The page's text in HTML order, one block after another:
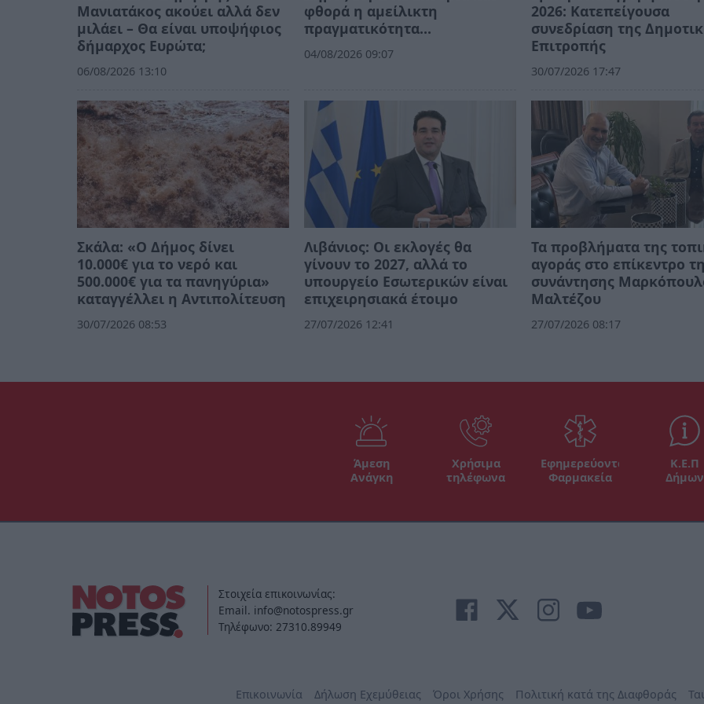
Μανιατάκος ακούει αλλά δεν
μιλάει – Θα είναι υποψήφιος
δήμαρχος Ευρώτα;
06/08/2026 13:10
φθορά η αμείλικτη
πραγματικότητα…
04/08/2026 09:07
2026: Κατεπείγουσα
συνεδρίαση της
Επιτροπής
30/07/2026 17:47
Σκάλα: «Ο Δήμος δίνει
10.000€ για το νερό και
500.000€ για τα πανηγύρια»
καταγγέλλει η Αντιπολίτευση
30/07/2026 08:53
Λιβάνιος: Οι εκλογές θα
γίνουν το 2027, αλλά το
υπουργείο Εσωτερικών είναι
επιχειρησιακά έτοιμο
27/07/2026 12:41
Τα προβλήματα της
αγοράς στο επίκεντρο
συνάντησης
Μαλτέζου
27/07/2026 08:17
Άμεση
Ανάγκη
Χρήσιμα
τηλέφωνα
Εφημερεύοντα
Φαρμακεία
Κ.Ε.Π
Δήμων
Στοιχεία επικοινωνίας:
Email. info@notospress.gr
Τηλέφωνο: 27310.89949
Επικοινωνία Δήλωση Εχεμύθειας Όροι Χρήσης Πολιτική κατά της Διαφθοράς